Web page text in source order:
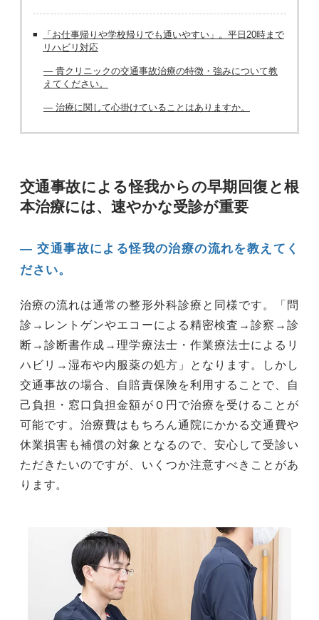
「お仕事帰りや学校帰りでも通いやすい」。平日20時まで
リハビリ対応
― 貴クリニックの交通事故治療の特徴・強みについて教
えてください。
― 治療に関して心掛けていることはありますか。
交通事故による怪我からの早期回復と根
本治療には、速やかな受診が重要
― 交通事故による怪我の治療の流れを教えてく
ださい。
治療の流れは通常の整形外科診療と同様です。「問
診→レントゲンやエコーによる精密検査→診察→診
断→診断書作成→理学療法士・作業療法士によるリ
ハビリ→湿布や内服薬の処方」となります。しかし
交通事故の場合、自賠責保険を利用することで、自
己負担・窓口負担金額が０円で治療を受けることが
可能です。治療費はもちろん通院にかかる交通費や
休業損害も補償の対象となるので、安心して受診い
ただきたいのですが、いくつか注意すべきことがあ
ります。